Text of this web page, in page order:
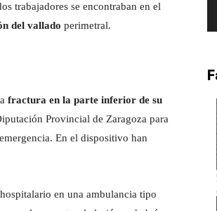
trabajadores se encontraban en el
del vallado perimetral.
fractura en la parte inferior de su
Provincial de Zaragoza para
En el dispositivo han
en una ambulancia tipo